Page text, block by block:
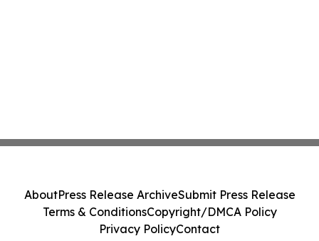
AboutPress Release ArchiveSubmit Press Release
Terms & ConditionsCopyright/DMCA Policy
Privacy PolicyContact